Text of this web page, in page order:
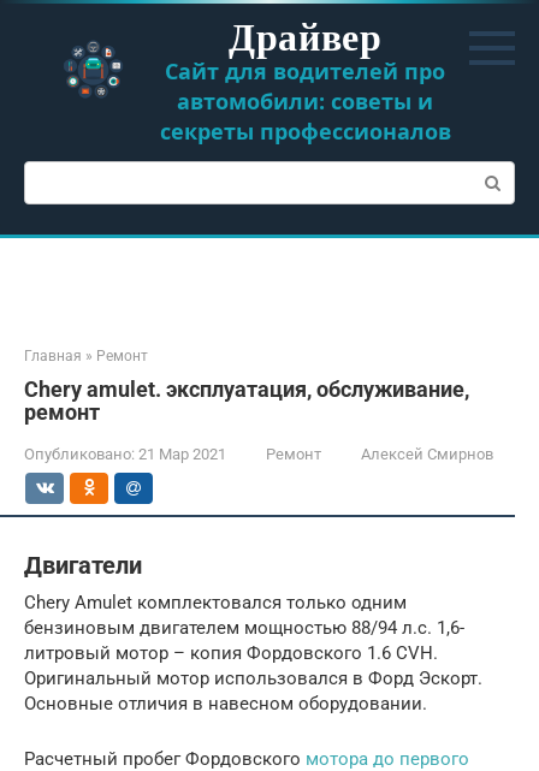
Перейти
контенту
Драйвер
Сайт для водителей про
автомобили: советы и
секреты профессионалов
Поиск:
Главная » Ремонт
Chery amulet. эксплуатация, обслуживание,
ремонт
Опубликовано: 21 Мар 2021 Ремонт Алексей Смирнов
Двигатели
Chery Amulet комплектовался только одним
бензиновым двигателем мощностью 88/94 л.с. 1,6-
литровый мотор – копия Фордовского 1.6 CVH.
Оригинальный мотор использовался в Форд Эскорт.
Основные отличия в навесном оборудовании.
Расчетный пробег Фордовского мотора до первого